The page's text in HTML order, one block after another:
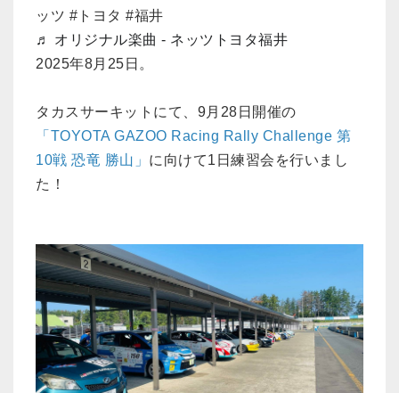
ッツ #トヨタ #福井
♬ オリジナル楽曲 - ネッツトヨタ福井
2025年8月25日。
タカスサーキットにて、9月28日開催の
「TOYOTA GAZOO Racing Rally Challenge 第
10戦 恐竜 勝山」 に向けて1日練習会を行いまし
た！